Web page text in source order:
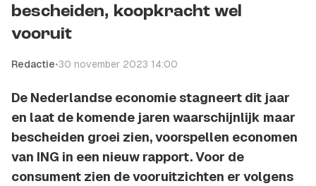
bescheiden, koopkracht wel
vooruit
Redactie•30 november 2023 14:00
De Nederlandse economie stagneert dit jaar
en laat de komende jaren waarschijnlijk maar
bescheiden groei zien, voorspellen economen
van ING in een nieuw rapport. Voor de
consument zien de vooruitzichten er volgens